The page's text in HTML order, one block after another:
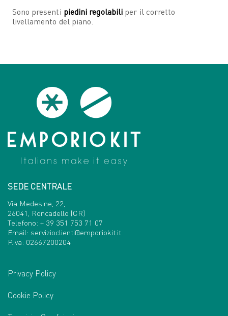
Sono presenti piedini regolabili per il corretto
livellamento del piano.
SEDE CENTRALE
Via Medesine, 22,
26041, Roncadello (CR)
Telefono: + 39 351 753 71 07
Email: servizioclienti@emporiokit.it
P.iva: 02667200204
Privacy Policy
Cookie Policy